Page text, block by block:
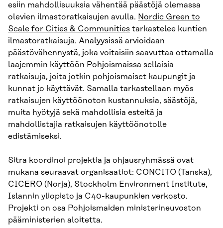
esiin mahdollisuuksia vähentää päästöjä olemassa
olevien ilmastoratkaisujen avulla. Nordic Green to
Scale for Cities & Communities tarkastelee kuntien
ilmastoratkaisuja. Analyysissä arvioidaan
päästövähennystä, joka voitaisiin saavuttaa ottamalla
laajemmin käyttöön Pohjoismaissa sellaisia
ratkaisuja, joita jotkin pohjoismaiset kaupungit ja
kunnat jo käyttävät. Samalla tarkastellaan myös
ratkaisujen käyttöönoton kustannuksia, säästöjä,
muita hyötyjä sekä mahdollisia esteitä ja
mahdollistajia ratkaisujen käyttöönotolle
edistämiseksi.
Sitra koordinoi projektia ja ohjausryhmässä ovat
mukana seuraavat organisaatiot: CONCITO (Tanska),
CICERO (Norja), Stockholm Environment Institute,
Islannin yliopisto ja C40-kaupunkien verkosto.
Projekti on osa Pohjoismaiden ministerineuvoston
pääministerien aloitetta.